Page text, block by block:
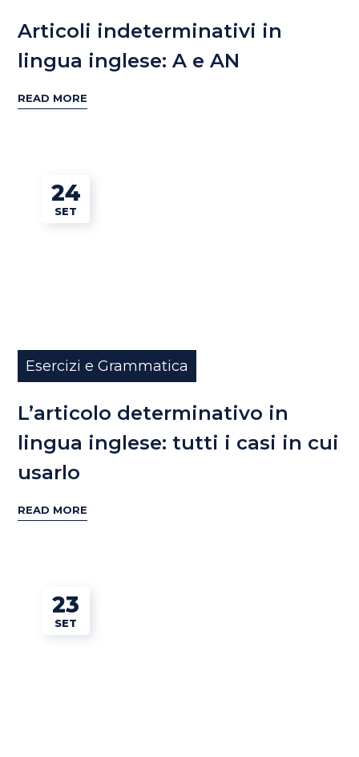
Articoli indeterminativi in
lingua inglese: A e AN
READ MORE
24
SET
Esercizi e Grammatica
L’articolo determinativo in
lingua inglese: tutti i casi in cui
usarlo
READ MORE
23
SET